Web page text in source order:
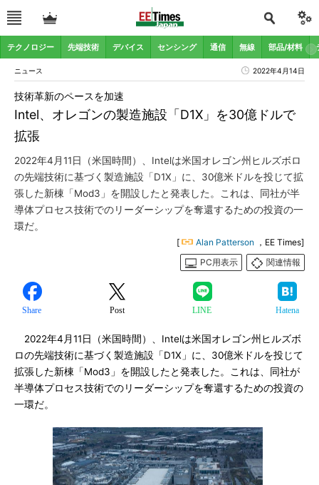
テクノロジー 先端技術 デバイス センシング 通信 無線 部品/材料
ニュース 2022年4月14日
Intel、オレゴンの製造施設「D1X」を30億ドルで
拡張
技術革新のペースを加速
2022年4月11日（米国時間）、Intelは米国オレゴン州ヒルズボロ
の先端技術に基づく製造施設「D1X」に、30億米ドルを投じて拡
張した新棟「Mod3」を開設したと発表した。これは、同社が半
導体プロセス技術でのリーダーシップを奪還するための投資の一
環だ。
[ Alan Patterson ，EE Times]
PC用表示
関連情報
Share Post LINE Hatena
2022年4月11日（米国時間）、Intelは米国オレゴン州ヒルズボ
ロの先端技術に基づく製造施設「D1X」に、30億米ドルを投じて
拡張した新棟「Mod3」を開設したと発表した。これは、同社が
半導体プロセス技術でのリーダーシップを奪還するための投資の
一環だ。